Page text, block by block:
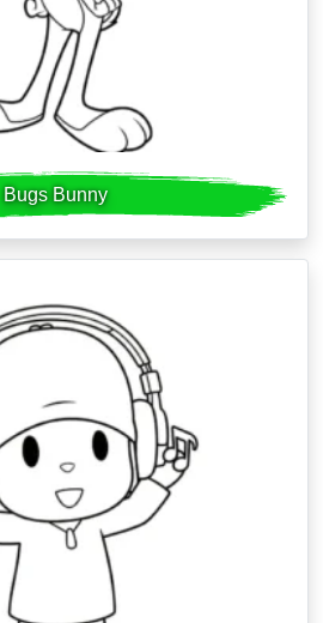
Bugs Bunny